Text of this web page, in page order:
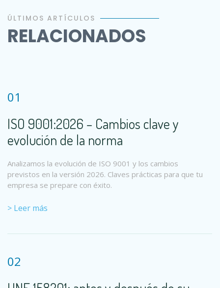
ÚLTIMOS ARTÍCULOS
RELACIONADOS
01
ISO 9001:2026 – Cambios clave y
evolución de la norma
Analizamos la evolución de ISO 9001 y los cambios
previstos en la versión 2026. Claves prácticas para que tu
empresa se prepare con éxito.
> Leer más
02